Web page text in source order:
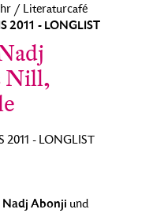
/ Literaturcafé
2011 - LONGLIST
Nill,
2011 - LONGLIST
Abonji und